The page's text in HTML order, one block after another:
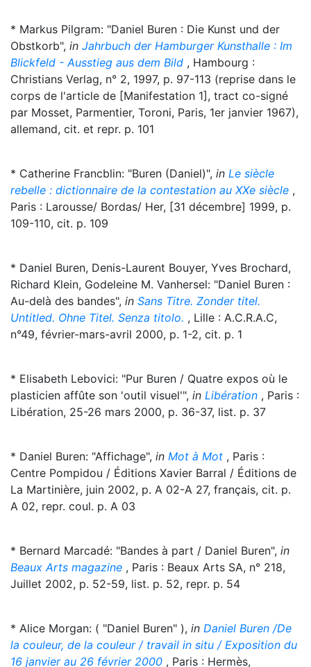
* Markus Pilgram: "Daniel Buren : Die Kunst und der
Obstkorb", in Jahrbuch der Hamburger Kunsthalle : Im
Blickfeld - Ausstieg aus dem Bild , Hambourg :
Christians Verlag, n° 2, 1997, p. 97-113 (reprise dans le
corps de l'article de [Manifestation 1], tract co-signé
par Mosset, Parmentier, Toroni, Paris, 1er janvier 1967),
allemand, cit. et repr. p. 101
* Catherine Francblin: "Buren (Daniel)", in Le siècle
rebelle : dictionnaire de la contestation au XXe siècle ,
Paris : Larousse/ Bordas/ Her, [31 décembre] 1999, p.
109-110, cit. p. 109
* Daniel Buren, Denis-Laurent Bouyer, Yves Brochard,
Richard Klein, Godeleine M. Vanhersel: "Daniel Buren :
Au-delà des bandes", in Sans Titre. Zonder titel.
Untitled. Ohne Titel. Senza titolo. , Lille : A.C.R.A.C,
n°49, février-mars-avril 2000, p. 1-2, cit. p. 1
* Elisabeth Lebovici: "Pur Buren / Quatre expos où le
plasticien affûte son 'outil visuel'", in Libération , Paris :
Libération, 25-26 mars 2000, p. 36-37, list. p. 37
* Daniel Buren: "Affichage", in Mot à Mot , Paris :
Centre Pompidou / Éditions Xavier Barral / Éditions de
La Martinière, juin 2002, p. A 02-A 27, français, cit. p.
A 02, repr. coul. p. A 03
* Bernard Marcadé: "Bandes à part / Daniel Buren", in
Beaux Arts magazine , Paris : Beaux Arts SA, n° 218,
Juillet 2002, p. 52-59, list. p. 52, repr. p. 54
* Alice Morgan: ( "Daniel Buren" ), in Daniel Buren /De
la couleur, de la couleur / travail in situ / Exposition du
16 janvier au 26 février 2000 , Paris : Hermès,